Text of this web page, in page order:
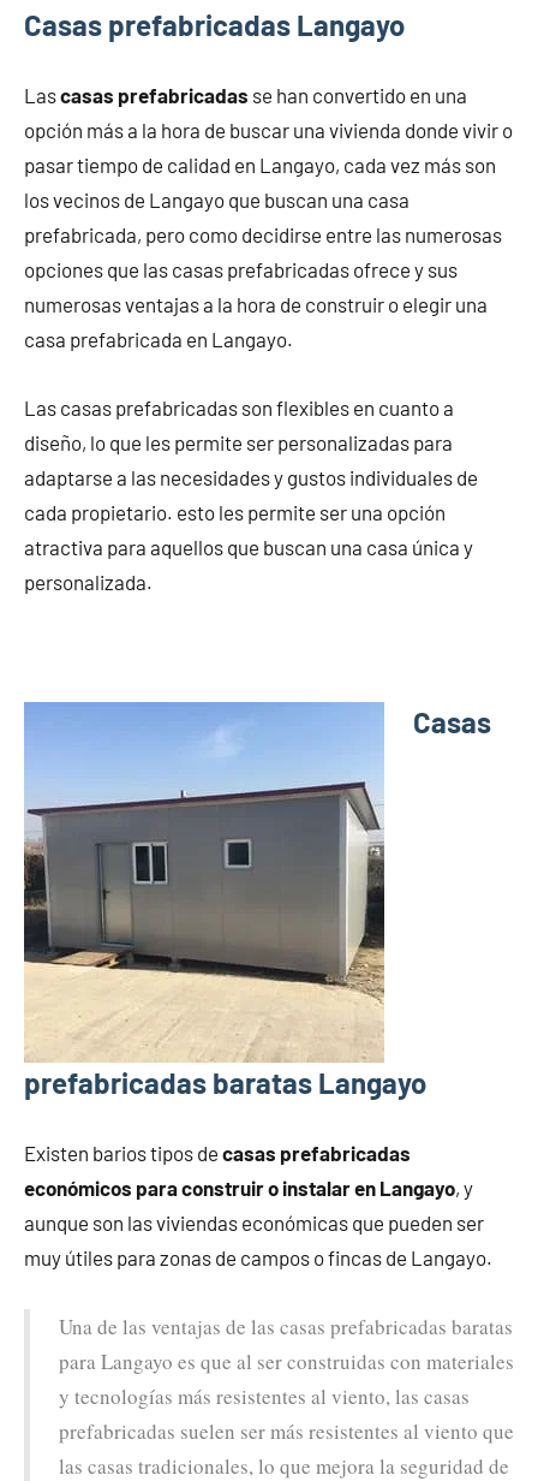
Casas prefabricadas Langayo
Lascasas prefabricadas se han convertido en una
opción más a la hora de buscar una vivienda donde vivir o
pasar tiempo de calidad en Langayo, cada vez más son
los vecinos de Langayo que buscan una casa
prefabricada, pero como decidirse entre las numerosas
opciones que las casas prefabricadas ofrece y sus
numerosas ventajas a la hora de construir o elegir una
casa prefabricada en Langayo.
Las casas prefabricadas son flexibles en cuanto a
diseño, lo que les permite ser personalizadas para
adaptarse a las necesidades y gustos individuales de
cada propietario. esto les permite ser una opción
atractiva para aquellos que buscan una casa única y
personalizada.
Casas
prefabricadas baratas Langayo
Existen barios tipos de casas prefabricadas
económicos para construir o instalar en Langayo, y
aunque son las viviendas económicas que pueden ser
muy útiles para zonas de campos o fincas de Langayo.
Una de las ventajas de las casas prefabricadas baratas
para Langayo es que al ser construidas con materiales
y tecnologías más resistentes al viento, las casas
prefabricadas suelen ser más resistentes al viento que
las casas tradicionales, lo que mejora la seguridad de